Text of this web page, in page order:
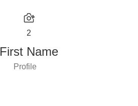
2
First Name
Profile